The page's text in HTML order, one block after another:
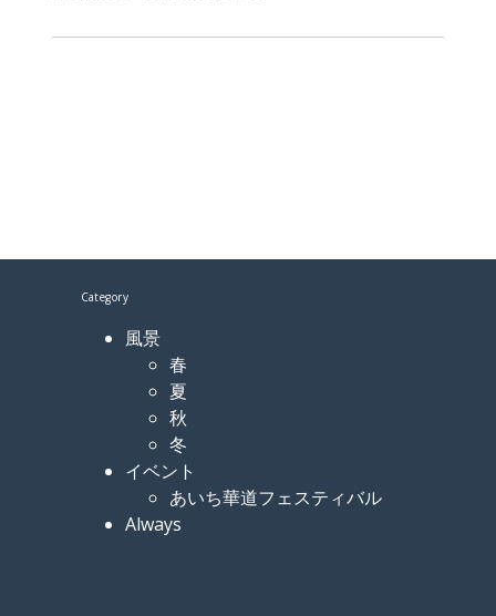
Category
風景
春
夏
秋
冬
イベント
あいち華道フェスティバル
Always